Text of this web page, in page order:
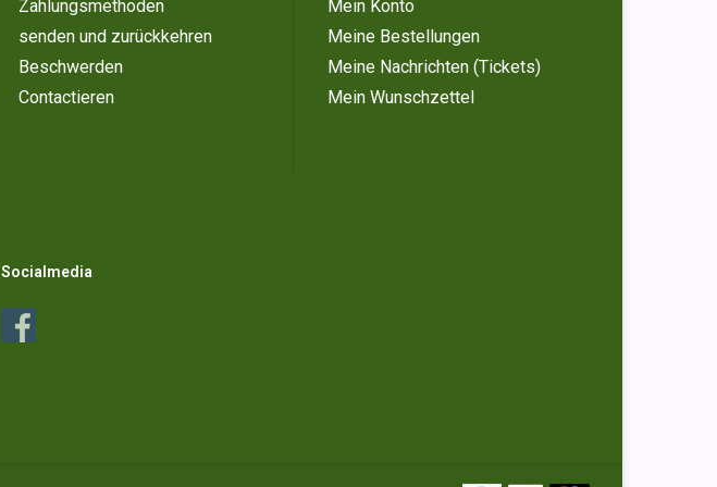
Zahlungsmethoden
senden und zurückkehren
Beschwerden
Contactieren
Mein Konto
Meine Bestellungen
Meine Nachrichten (Tickets)
Mein Wunschzettel
Socialmedia